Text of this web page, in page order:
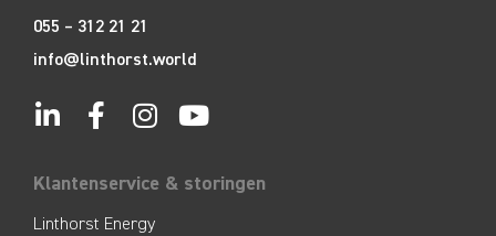
055 – 312 21 21
info@linthorst.world
Klantenservice & storingen
Linthorst Energy